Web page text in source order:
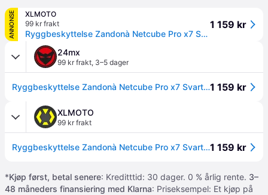
ANNONSE
XLMOTO
99 kr frakt
Ryggbeskyttelse Zandonà Netcube Pro x7 Svart M
1 159 kr
24mx
99 kr frakt, 3–5 dager
Ryggbeskyttelse Zandonà Netcube Pro x7 Svart M1 159 kr
XLMOTO
99 kr frakt
Ryggbeskyttelse Zandonà Netcube Pro x7 Svart M1 159 kr
*Kjøp først, betal senere: Kreditttid: 30 dager. 0 % årlig rente. 3–
48 måneders finansiering med Klarna: Priseksempel: Et kjøp på